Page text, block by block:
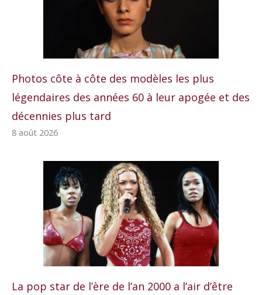
Photos côte à côte des modèles les plus
légendaires des années 60 à leur apogée et des
décennies plus tard
8 août 2026
La pop star de l’ère de l’an 2000 a l’air d’être